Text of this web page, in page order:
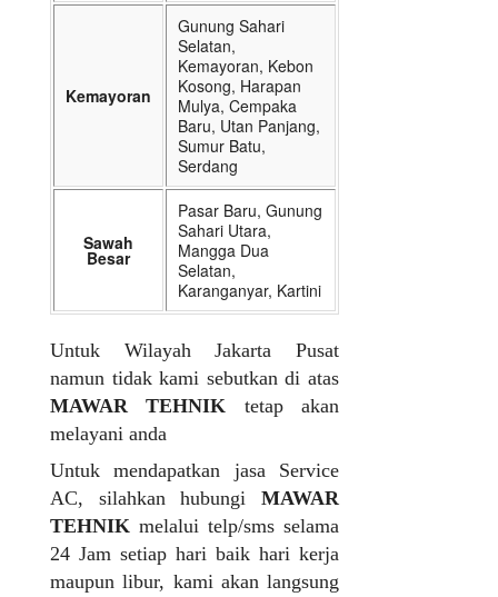
Kemayoran
Gunung Sahari
Selatan,
Kemayoran, Kebon
Kosong, Harapan
Mulya, Cempaka
Baru, Utan Panjang,
Sumur Batu,
Serdang
Sawah
Besar
Pasar Baru, Gunung
Sahari Utara,
Mangga Dua
Selatan,
Karanganyar, Kartini
Untuk Wilayah Jakarta Pusat
namun tidak kami sebutkan di atas
MAWAR TEHNIK tetap akan
melayani anda
Untuk mendapatkan jasa Service
AC, silahkan hubungi MAWAR
TEHNIK melalui telp/sms selama
24 Jam setiap hari baik hari kerja
maupun libur, kami akan langsung